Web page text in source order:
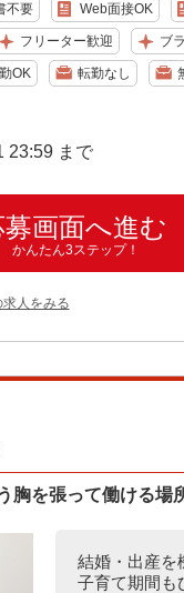
不要 Web面接OK
フリーター歓迎 ブ
OK 転勤なし
23:59 まで
募画面へ進む
かんたん3ステップ！
人をみる
胸を張って働ける場
結婚・出産を
子育て期間も